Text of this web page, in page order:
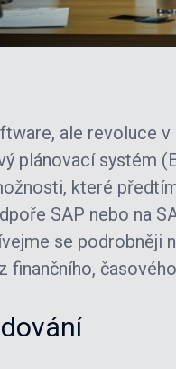
ale revoluce
plánovací systém
které
SAP nebo na
se podrobněji
finančního,